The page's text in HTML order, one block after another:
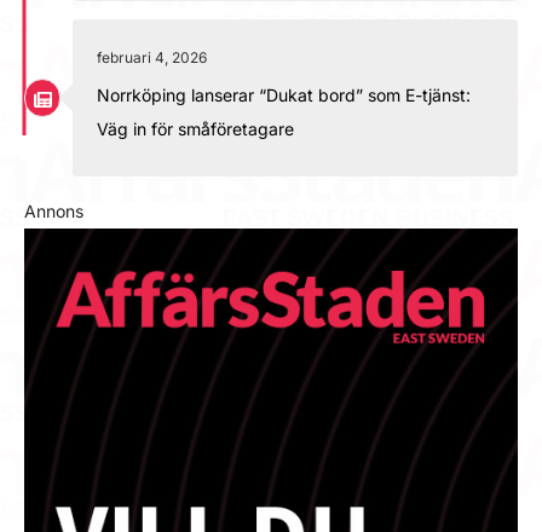
februari 4, 2026
Norrköping lanserar “Dukat bord” som E-tjänst:
Väg in för småföretagare
Annons